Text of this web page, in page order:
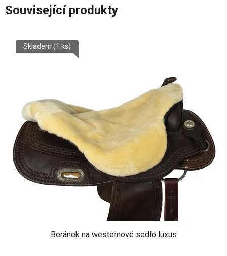
Související produkty
Beránek na westernové sedlo luxus
Skladem (1 ks)